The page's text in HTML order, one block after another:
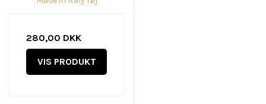
280,00 DKK
VIS PRODUKT